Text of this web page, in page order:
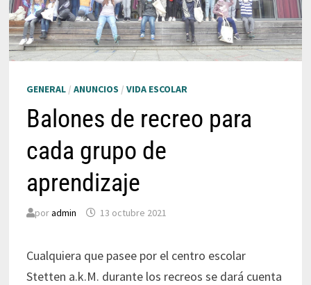
GENERAL/ ANUNCIOS / VIDA ESCOLAR
Balones de recreo para
cada grupo de
aprendizaje
poradmin 13 octubre 2021
Cualquiera que pasee por el centro escolar
Stetten a.k.M. durante los recreos se dará cuenta